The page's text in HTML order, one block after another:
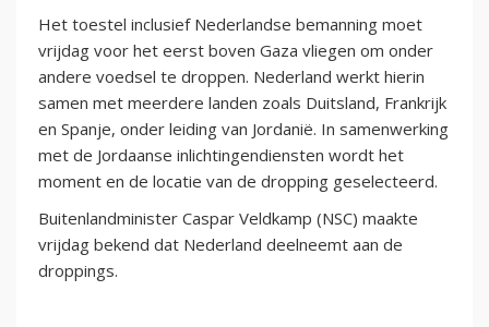
Het toestel inclusief Nederlandse bemanning moet
vrijdag voor het eerst boven Gaza vliegen om onder
andere voedsel te droppen. Nederland werkt hierin
samen met meerdere landen zoals Duitsland, Frankrijk
en Spanje, onder leiding van Jordanië. In samenwerking
met de Jordaanse inlichtingendiensten wordt het
moment en de locatie van de dropping geselecteerd.
Buitenlandminister Caspar Veldkamp (NSC) maakte
vrijdag bekend dat Nederland deelneemt aan de
droppings.